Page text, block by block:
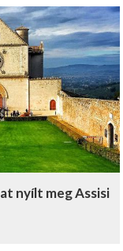
nyílt meg Assisi